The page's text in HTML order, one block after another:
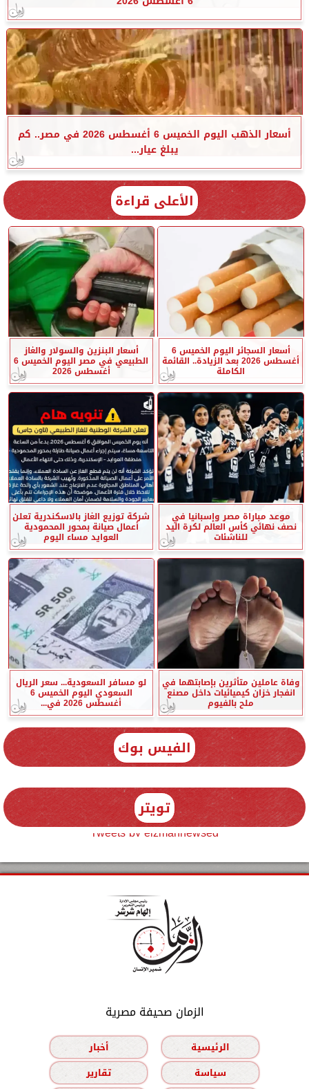
أسعار الذهب اليوم الخميس 6 أغسطس 2026 في مصر.. كم
يبلغ عيار...
الأعلى قراءة
أسعار السجائر اليوم الخميس 6
أغسطس 2026 بعد الزيادة.. القائمة
الكاملة
أسعار البنزين والسولار والغاز
الطبيعي في مصر اليوم الخميس 6
أغسطس 2026
موعد مباراة مصر وإسبانيا في
نصف نهائي كأس العالم لكرة اليد
للناشئات
شركة توزيع الغاز بالاسكندرية تعلن
أعمال صيانة بمحور المحمودية
العوايد مساء اليوم
وفاة عاملين متأثرين بإصابتهما في
انفجار خزان كيميائيات داخل مصنع
ملح بالفيوم
لو مسافر السعودية... سعر الريال
السعودي اليوم الخميس 6
أغسطس 2026 في...
الفيس بوك
تويتر
Tweets by elzmannewseg
الزمان صحيفة مصرية
الرئيسية
أخبار
سياسة
تقارير